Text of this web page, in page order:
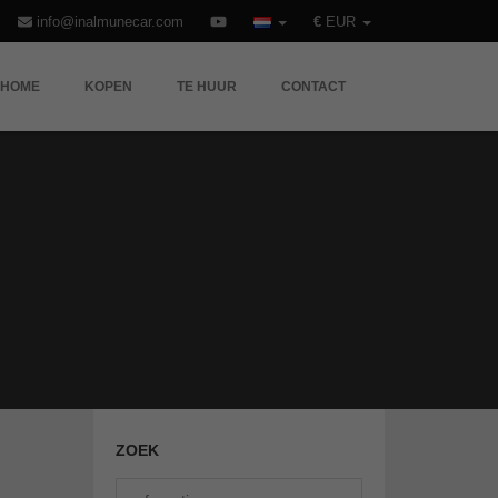
€ EUR
info@inalmunecar.com
HOME KOPEN TE HUUR CONTACT
ZOEK